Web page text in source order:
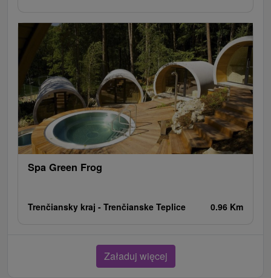
Spa Green Frog
Trenčiansky kraj - Trenčianske Teplice 0.96 Km
Załaduj więcej